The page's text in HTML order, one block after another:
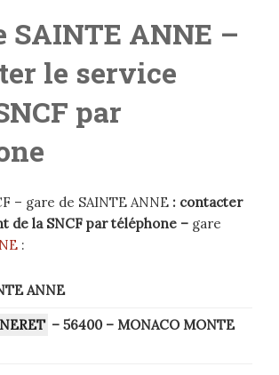
SAINTE ANNE –
le service
par
– gare de SAINTE ANNE : contacter
de la SNCF par téléphone – gare
:
ANNE
– 56400 – MONACO MONTE